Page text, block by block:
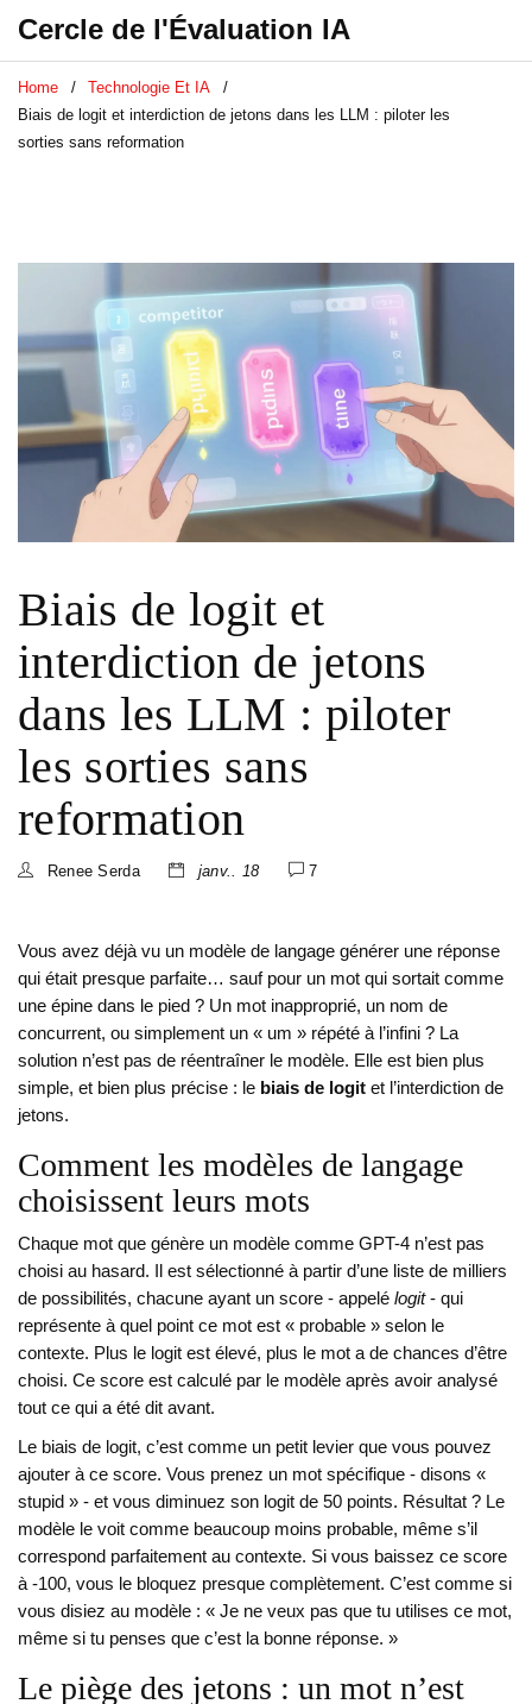
Cercle de l'Évaluation IA
Home
Technologie Et IA
Biais de logit et interdiction de jetons dans les LLM : piloter les
sorties sans reformation
Biais de logit et
interdiction de jetons
dans les LLM : piloter
les sorties sans
reformation
Renee Serda janv.. 18 7
Vous avez déjà vu un modèle de langage générer une réponse
qui était presque parfaite… sauf pour un mot qui sortait comme
une épine dans le pied ? Un mot inapproprié, un nom de
concurrent, ou simplement un « um » répété à l’infini ? La
solution n’est pas de réentraîner le modèle. Elle est bien plus
simple, et bien plus précise : le biais de logit et l’interdiction de
jetons.
Comment les modèles de langage
choisissent leurs mots
Chaque mot que génère un modèle comme GPT-4 n’est pas
choisi au hasard. Il est sélectionné à partir d’une liste de milliers
de possibilités, chacune ayant un score - appelé logit- qui
représente à quel point ce mot est « probable » selon le
contexte. Plus le logit est élevé, plus le mot a de chances d’être
choisi. Ce score est calculé par le modèle après avoir analysé
tout ce qui a été dit avant.
Le biais de logit, c’est comme un petit levier que vous pouvez
ajouter à ce score. Vous prenez un mot spécifique - disons «
stupid » - et vous diminuez son logit de 50 points. Résultat ? Le
modèle le voit comme beaucoup moins probable, même s’il
correspond parfaitement au contexte. Si vous baissez ce score
à -100, vous le bloquez presque complètement. C’est comme si
vous disiez au modèle : « Je ne veux pas que tu utilises ce mot,
même si tu penses que c’est la bonne réponse. »
Le piège des jetons : un mot n’est